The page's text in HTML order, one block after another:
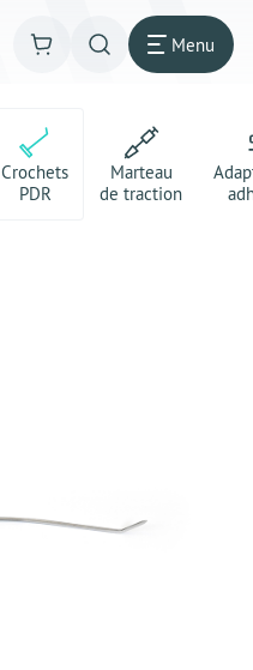
Menu
Crochets
PDR
Marteau
de traction